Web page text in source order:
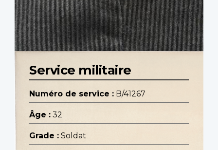
Service militaire
Numéro de service : B/41267
Âge : 32
Grade : Soldat